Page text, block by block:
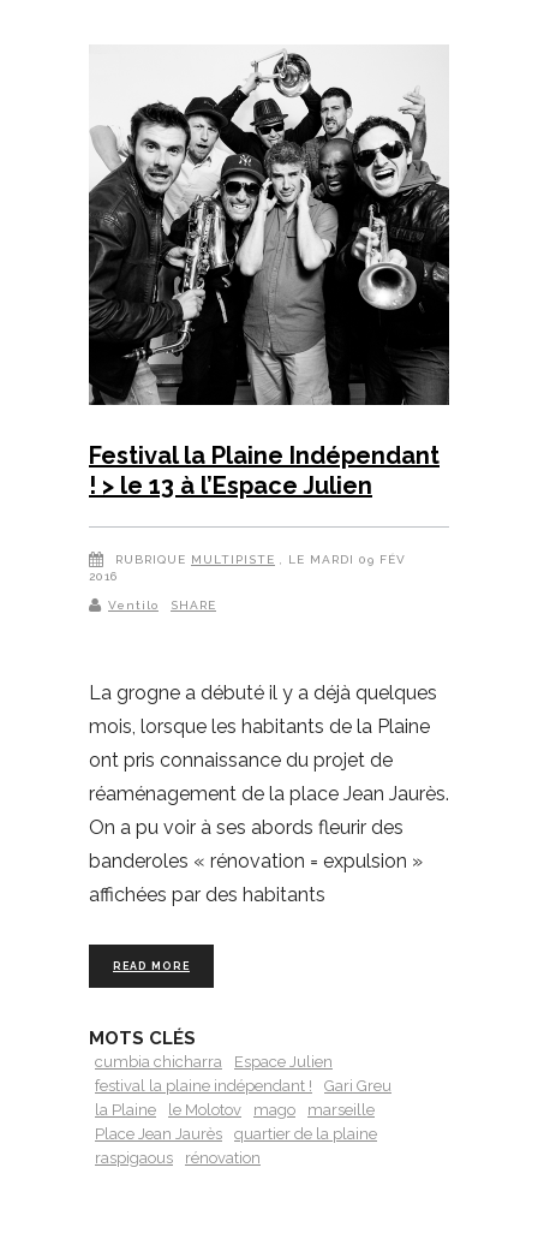
Festival la Plaine Indépendant
! > le 13 à l’Espace Julien
RUBRIQUE MULTIPISTE
, LE MARDI 09 FÉV
2016
Ventilo SHARE
La grogne a débuté il y a déjà quelques
mois, lorsque les habitants de la Plaine
ont pris connaissance du projet de
réaménagement de la place Jean Jaurès.
On a pu voir à ses abords fleurir des
banderoles « rénovation = expulsion »
affichées par des habitants
READ MORE
MOTS CLÉS
cumbia chicharra
Espace Julien
festival la plaine indépendant !
Gari Greu
la Plaine
le Molotov mago
marseille
Place Jean Jaurès
quartier de la plaine
raspigaous
rénovation